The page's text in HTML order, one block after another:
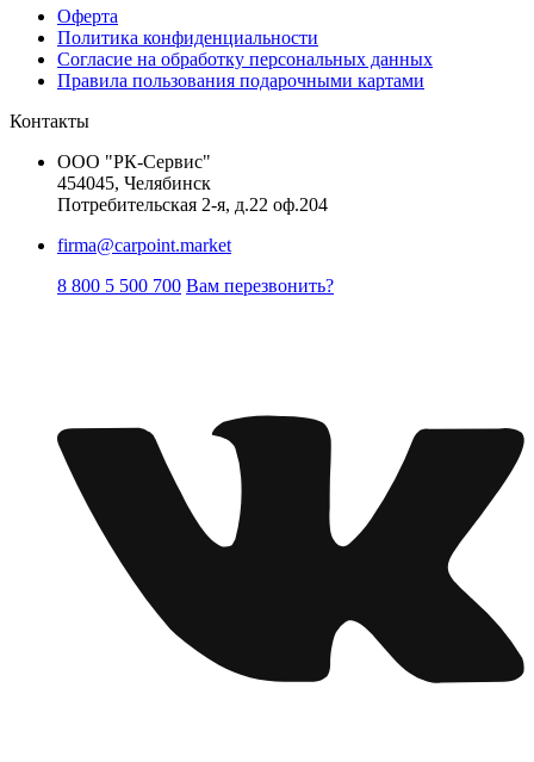
Оферта
Политика конфиденциальности
Согласие на обработку персональных данных
Правила пользования подарочными картами
Контакты
ООО "РК-Сервис"
454045, Челябинск
Потребительская 2-я, д.22 оф.204
firma@carpoint.market
8 800 5 500 700 Вам перезвонить?